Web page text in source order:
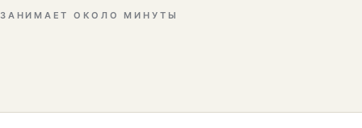
ЗАНИМАЕТ ОКОЛО МИНУТЫ